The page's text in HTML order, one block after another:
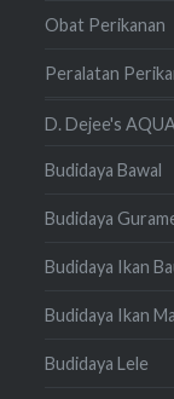
Obat Perikanan
Peralatan
D. Dejee's
Budidaya Bawal
Budidaya
Budidaya Ikan
Budidaya Ikan
Budidaya Lele